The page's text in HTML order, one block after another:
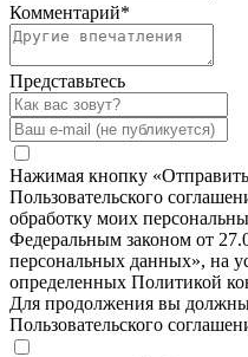
Комментарий*
Представьтесь
Нажимая кнопку
Пользовательского
обработку моих
Федеральным законом от
персональных данных», на
определенных Политикой
Для продолжения вы
Пользовательского